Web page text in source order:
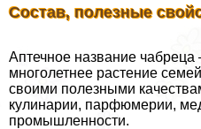
Состав, полезные
Аптечное название чабреца
многолетнее растение
своими полезными
кулинарии, парфюмерии,
промышленности.